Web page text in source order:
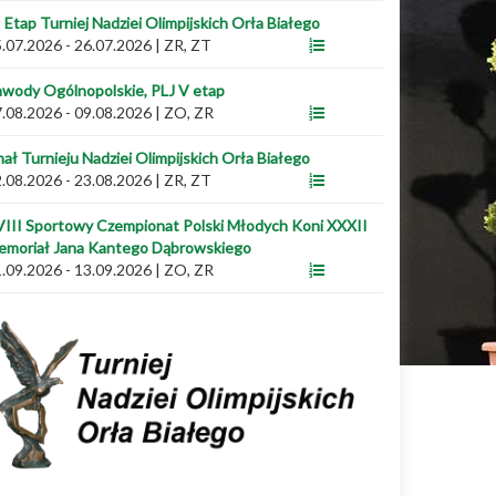
Turniej Nadziei Olimpijskich Orła Białego
- 26.07.2026 | ZR, ZT
Ogólnopolskie, PLJ V etap
- 09.08.2026 | ZO, ZR
Turnieju Nadziei Olimpijskich Orła Białego
- 23.08.2026 | ZR, ZT
Sportowy Czempionat Polski Młodych Koni XXXII
Jana Kantego Dąbrowskiego
- 13.09.2026 | ZO, ZR